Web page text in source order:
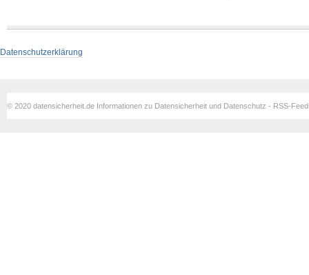
Datenschutzerklärung
© 2020 datensicherheit.de Informationen zu Datensicherheit und Datenschutz - RSS-